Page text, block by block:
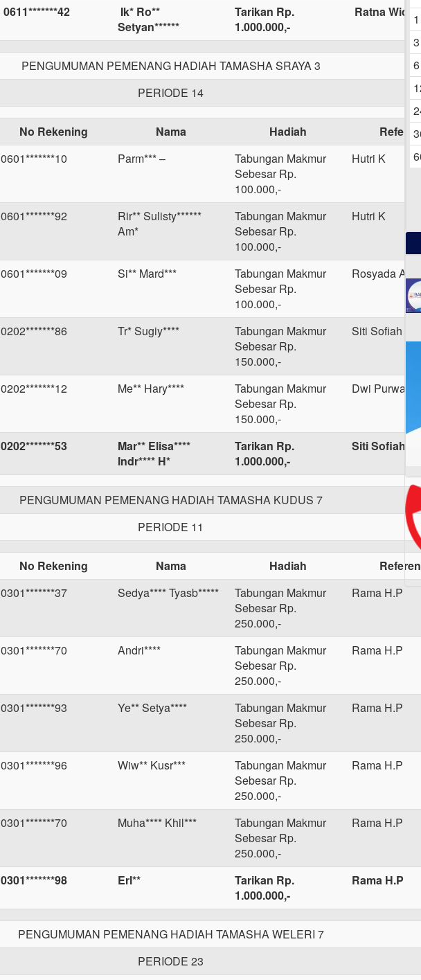
0611*******42
Ik* Ro**
Setyan******
Tarikan Rp.
1.000.000,-
Ratna
PENGUMUMAN PEMENANG HADIAH TAMASHA SRAYA 3
PERIODE 14
No Rekening Nama Hadiah
0601*******10 Parm*** –
Tabungan Makmur
Sebesar Rp.
100.000,-
Hutri K
0601*******92
Rir** Sulisty******
Am*
Tabungan Makmur
Sebesar Rp.
100.000,-
Hutri K
0601*******09 Si** Mard***
Tabungan Makmur
Sebesar Rp.
100.000,-
Rosyada A
0202*******86 Tr* Sugiy****
Tabungan Makmur
Sebesar Rp.
150.000,-
Siti Sofiah
0202*******12 Me** Hary****
Tabungan Makmur
Sebesar Rp.
150.000,-
Dwi Purwanti
0202*******53
Mar** Elisa****
Indr**** H*
Tarikan Rp.
1.000.000,-
Siti Sofiah
PENGUMUMAN PEMENANG HADIAH TAMASHA KUDUS 7
PERIODE 11
No Rekening Nama Hadiah
0301*******37 Sedya**** Tyasb*****
Tabungan Makmur
Sebesar Rp.
250.000,-
Rama H.P
0301*******70 Andri****
Tabungan Makmur
Sebesar Rp.
250.000,-
Rama H.P
0301*******93 Ye** Setya****
Tabungan Makmur
Sebesar Rp.
250.000,-
Rama H.P
0301*******96 Wiw** Kusr***
Tabungan Makmur
Sebesar Rp.
250.000,-
Rama H.P
0301*******70 Muha**** Khil***
Tabungan Makmur
Sebesar Rp.
250.000,-
Rama H.P
0301*******98 Erl**
Tarikan Rp.
1.000.000,-
Rama H.P
PENGUMUMAN PEMENANG HADIAH TAMASHA WELERI 7
PERIODE 23